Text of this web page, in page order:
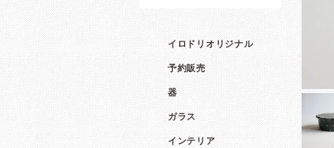
イロドリオリジナル
予約販売
器
ガラス
インテリア